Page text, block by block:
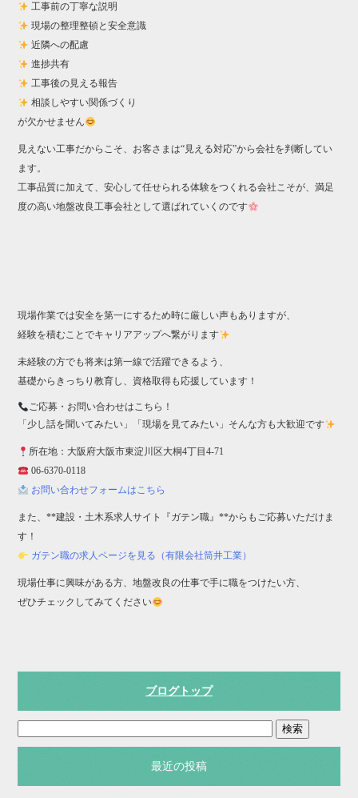
工事前の丁寧な説明
現場の整理整頓と安全意識
近隣への配慮
進捗共有
工事後の見える報告
相談しやすい関係づくり
が欠かせません
見えない工事だからこそ、お客さまは“見える対応”から会社を判断してい
ます。
工事品質に加えて、安心して任せられる体験をつくれる会社こそが、満足
度の高い地盤改良工事会社として選ばれていくのです
現場作業では安全を第一にするため時に厳しい声もありますが、
経験を積むことでキャリアアップへ繋がります
未経験の方でも将来は第一線で活躍できるよう、
基礎からきっちり教育し、資格取得も応援しています！
ご応募・お問い合わせはこちら！
「少し話を聞いてみたい」「現場を見てみたい」そんな方も大歓迎です
所在地：大阪府大阪市東淀川区大桐4丁目4-71
06-6370-0118
お問い合わせフォームはこちら
また、**建設・土木系求人サイト『ガテン職』**からもご応募いただけま
す！
ガテン職の求人ページを見る（有限会社筒井工業）
現場仕事に興味がある方、地盤改良の仕事で手に職をつけたい方、
ぜひチェックしてみてください
ブログトップ
最近の投稿